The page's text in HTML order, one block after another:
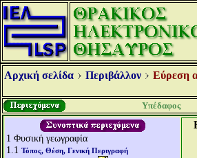
Αρχική σελίδα Περιβάλλον Εύρεση
Υπέδαφος
1 Φυσική γεωγραφία
1.1 Τόπος, Θέση, Γενική Περιγραφή